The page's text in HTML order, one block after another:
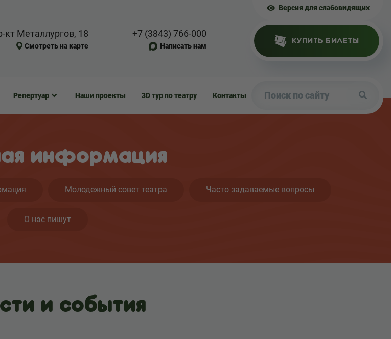
Версия для слабовидящих
кт Металлургов, 18
Смотреть на карте
+7 (3843) 766-000
Написать нам
КУПИТЬ БИЛЕТЫ
Репертуар Наши проекты 3D тур по театру Контакты
информация
Молодежный совет театра Часто задаваемые вопросы
О нас пишут
и события